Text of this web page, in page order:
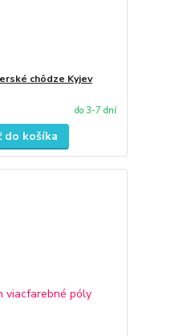
chôdze Kyjev
do 3-7 dní
do košíka